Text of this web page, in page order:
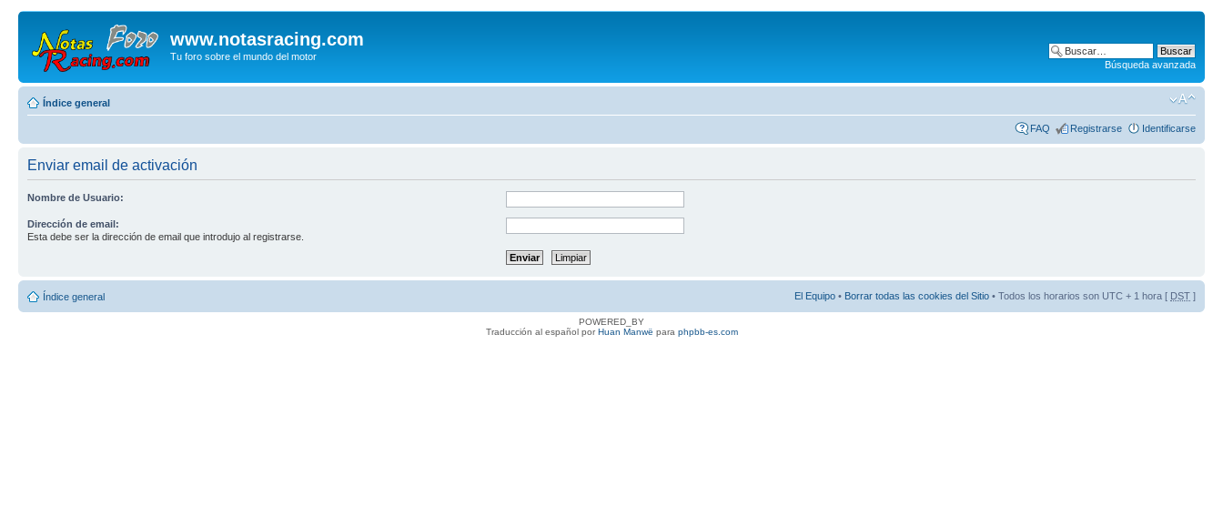
www.notasracing.com
Tu foro sobre el mundo del motor
Búsqueda avanzada
Índice general
FAQ Registrarse Identificarse
Enviar email de activación
Nombre de Usuario:
Dirección de email:
Esta debe ser la dirección de email que introdujo al registrarse.
Índice general El Equipo • Borrar todas las cookies del Sitio • Todos los horarios son UTC + 1 hora [ DST ]
POWERED_BY
Traducción al español porHuan Manwë para phpbb-es.com